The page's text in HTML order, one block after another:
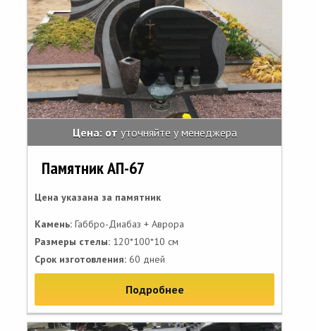
Цена: от уточняйте у менеджера
Памятник АП-67
Цена указана за памятник
Камень: Габбро-Диабаз + Аврора
Размеры стелы: 120*100*10 см
Срок изготовления: 60 дней
Подробнее